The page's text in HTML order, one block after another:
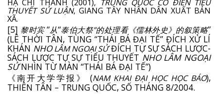
HẠ CHÍ THANH (2001), TRUNG QUỐC CỔ ĐIỂN TIỂU
THUYẾT SỬ LUẬN, GIANG TÂY NHÂN DÂN XUẤT BẢN
XÃ.
[5] 黎时宾 “从“泰伯大祭”的处理看《儒林外史》的叙策略”
(LÊ THỜI TÂN, TÙNG “THÁI BÁ ĐẠI TẾ” ĐÍCH XỬ LÍ
KHÁN NHO LÂM NGOẠI SỬĐÍCH TỰ SỰ SÁCH LƯỢC-
SÁCH LƯỢC TỰ SỰ TIỂU THUYẾT NHO LÂM NGOẠI
SỬNHÌN TỪ MÀN “THÁI BÁ ĐẠI TẾ”)
《南开大学学报 》 (NAM KHAI ĐẠI HỌC HỌC BÁO),
THIÊN TÂN – TRUNG QUỐC, SỐ THÁNG 8/2004.